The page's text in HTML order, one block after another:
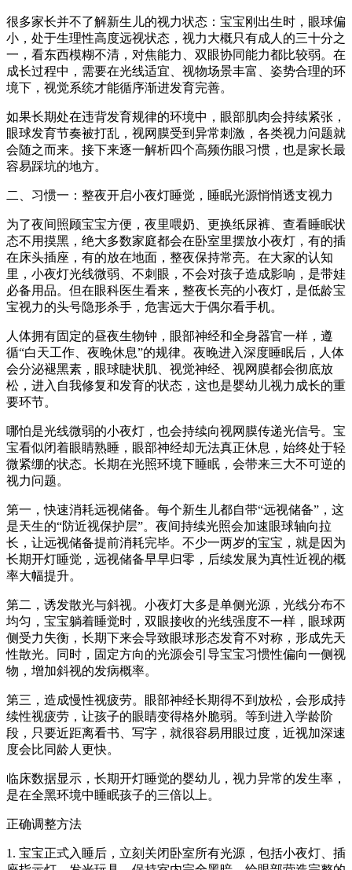
很多家长并不了解新生儿的视力状态：宝宝刚出生时，眼球偏
小，处于生理性高度远视状态，视力大概只有成人的三十分之
一，看东西模糊不清，对焦能力、双眼协同能力都比较弱。在
成长过程中，需要在光线适宜、视物场景丰富、姿势合理的环
境下，视觉系统才能循序渐进发育完善。
如果长期处在违背发育规律的环境中，眼部肌肉会持续紧张，
眼球发育节奏被打乱，视网膜受到异常刺激，各类视力问题就
会随之而来。接下来逐一解析四个高频伤眼习惯，也是家长最
容易踩坑的地方。
二、习惯一：整夜开启小夜灯睡觉，睡眠光源悄悄透支视力
为了夜间照顾宝宝方便，夜里喂奶、更换纸尿裤、查看睡眠状
态不用摸黑，绝大多数家庭都会在卧室里摆放小夜灯，有的插
在床头插座，有的放在地面，整夜保持常亮。在大家的认知
里，小夜灯光线微弱、不刺眼，不会对孩子造成影响，是带娃
必备用品。但在眼科医生看来，整夜长亮的小夜灯，是低龄宝
宝视力的头号隐形杀手，危害远大于偶尔看手机。
人体拥有固定的昼夜生物钟，眼部神经和全身器官一样，遵
循“白天工作、夜晚休息”的规律。夜晚进入深度睡眠后，人体
会分泌褪黑素，眼球睫状肌、视觉神经、视网膜都会彻底放
松，进入自我修复和发育的状态，这也是婴幼儿视力成长的重
要环节。
哪怕是光线微弱的小夜灯，也会持续向视网膜传递光信号。宝
宝看似闭着眼睛熟睡，眼部神经却无法真正休息，始终处于轻
微紧绷的状态。长期在光照环境下睡眠，会带来三大不可逆的
视力问题。
第一，快速消耗远视储备。每个新生儿都自带“远视储备”，这
是天生的“防近视保护层”。夜间持续光照会加速眼球轴向拉
长，让远视储备提前消耗完毕。不少一两岁的宝宝，就是因为
长期开灯睡觉，远视储备早早归零，后续发展为真性近视的概
率大幅提升。
第二，诱发散光与斜视。小夜灯大多是单侧光源，光线分布不
均匀，宝宝躺着睡觉时，双眼接收的光线强度不一样，眼球两
侧受力失衡，长期下来会导致眼球形态发育不对称，形成先天
性散光。同时，固定方向的光源会引导宝宝习惯性偏向一侧视
物，增加斜视的发病概率。
第三，造成慢性视疲劳。眼部神经长期得不到放松，会形成持
续性视疲劳，让孩子的眼睛变得格外脆弱。等到进入学龄阶
段，只要近距离看书、写字，就很容易用眼过度，近视加深速
度会比同龄人更快。
临床数据显示，长期开灯睡觉的婴幼儿，视力异常的发生率，
是在全黑环境中睡眠孩子的三倍以上。
正确调整方法
1. 宝宝正式入睡后，立刻关闭卧室所有光源，包括小夜灯、插